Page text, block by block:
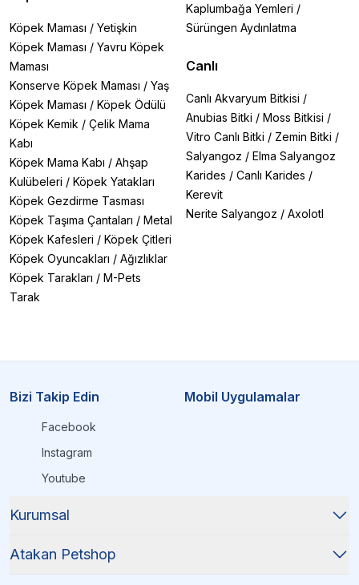
Köpek Maması / Yetişkin
Köpek Maması / Yavru Köpek
Maması
Konserve Köpek Maması / Yaş
Köpek Maması / Köpek Ödülü
Köpek Kemik / Çelik Mama
Kabı
Köpek Mama Kabı / Ahşap
Kulübeleri / Köpek Yatakları
Köpek Gezdirme Tasması
Köpek Taşıma Çantaları / Metal
Köpek Kafesleri / Köpek Çitleri
Köpek Oyuncakları / Ağızlıklar
Köpek Tarakları / M-Pets
Tarak
Kaplumbağa Yemleri /
Sürüngen Aydınlatma
Canlı
Canlı Akvaryum Bitkisi /
Anubias Bitki / Moss Bitkisi /
Vitro Canlı Bitki / Zemin Bitki /
Salyangoz / Elma Salyangoz
Karides / Canlı Karides /
Kerevit
Nerite Salyangoz / Axolotl
Bizi Takip Edin
Facebook
Instagram
Youtube
Mobil Uygulamalar
Kurumsal
Atakan Petshop